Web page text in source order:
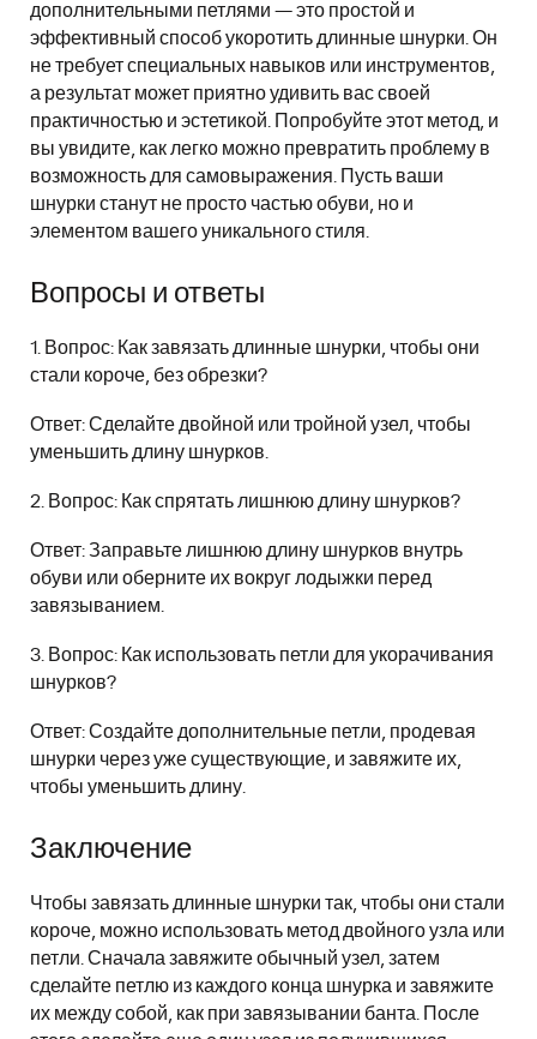
дополнительными петлями — это простой и
эффективный способ укоротить длинные шнурки. Он
не требует специальных навыков или инструментов,
а результат может приятно удивить вас своей
практичностью и эстетикой. Попробуйте этот метод, и
вы увидите, как легко можно превратить проблему в
возможность для самовыражения. Пусть ваши
шнурки станут не просто частью обуви, но и
элементом вашего уникального стиля.
Вопросы и ответы
1. Вопрос: Как завязать длинные шнурки, чтобы они
стали короче, без обрезки?
Ответ: Сделайте двойной или тройной узел, чтобы
уменьшить длину шнурков.
2. Вопрос: Как спрятать лишнюю длину шнурков?
Ответ: Заправьте лишнюю длину шнурков внутрь
обуви или оберните их вокруг лодыжки перед
завязыванием.
3. Вопрос: Как использовать петли для укорачивания
шнурков?
Ответ: Создайте дополнительные петли, продевая
шнурки через уже существующие, и завяжите их,
чтобы уменьшить длину.
Заключение
Чтобы завязать длинные шнурки так, чтобы они стали
короче, можно использовать метод двойного узла или
петли. Сначала завяжите обычный узел, затем
сделайте петлю из каждого конца шнурка и завяжите
их между собой, как при завязывании банта. После